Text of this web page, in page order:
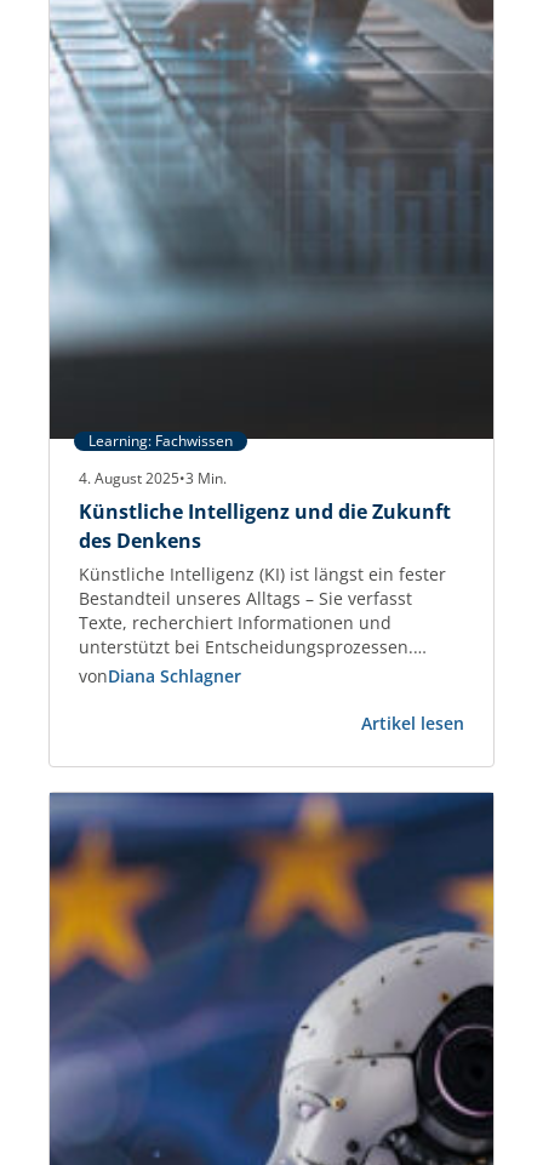
Learning: Fachwissen
4. August 2025•3 Min.
Künstliche Intelligenz und die Zukunft
des Denkens
Künstliche Intelligenz (KI) ist längst ein fester
Bestandteil unseres Alltags – Sie verfasst
Texte, recherchiert Informationen und
unterstützt bei Entscheidungsprozessen.
Immer mehr Menschen nutzen KI-Tools, um
zu lösen. Gleichzeitig fordert der Einsatz von KI
neu heraus. Wer entscheidet in Zukunft, was
richtig, relevant oder…
vonDiana Schlagner
Artikel lesen
und
Denkens